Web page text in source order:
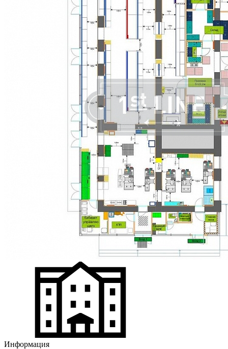
Информация